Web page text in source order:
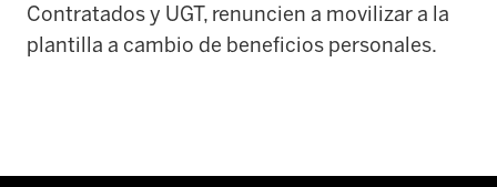
Contratados y UGT, renuncien a movilizar a la
plantilla a cambio de beneficios personales.